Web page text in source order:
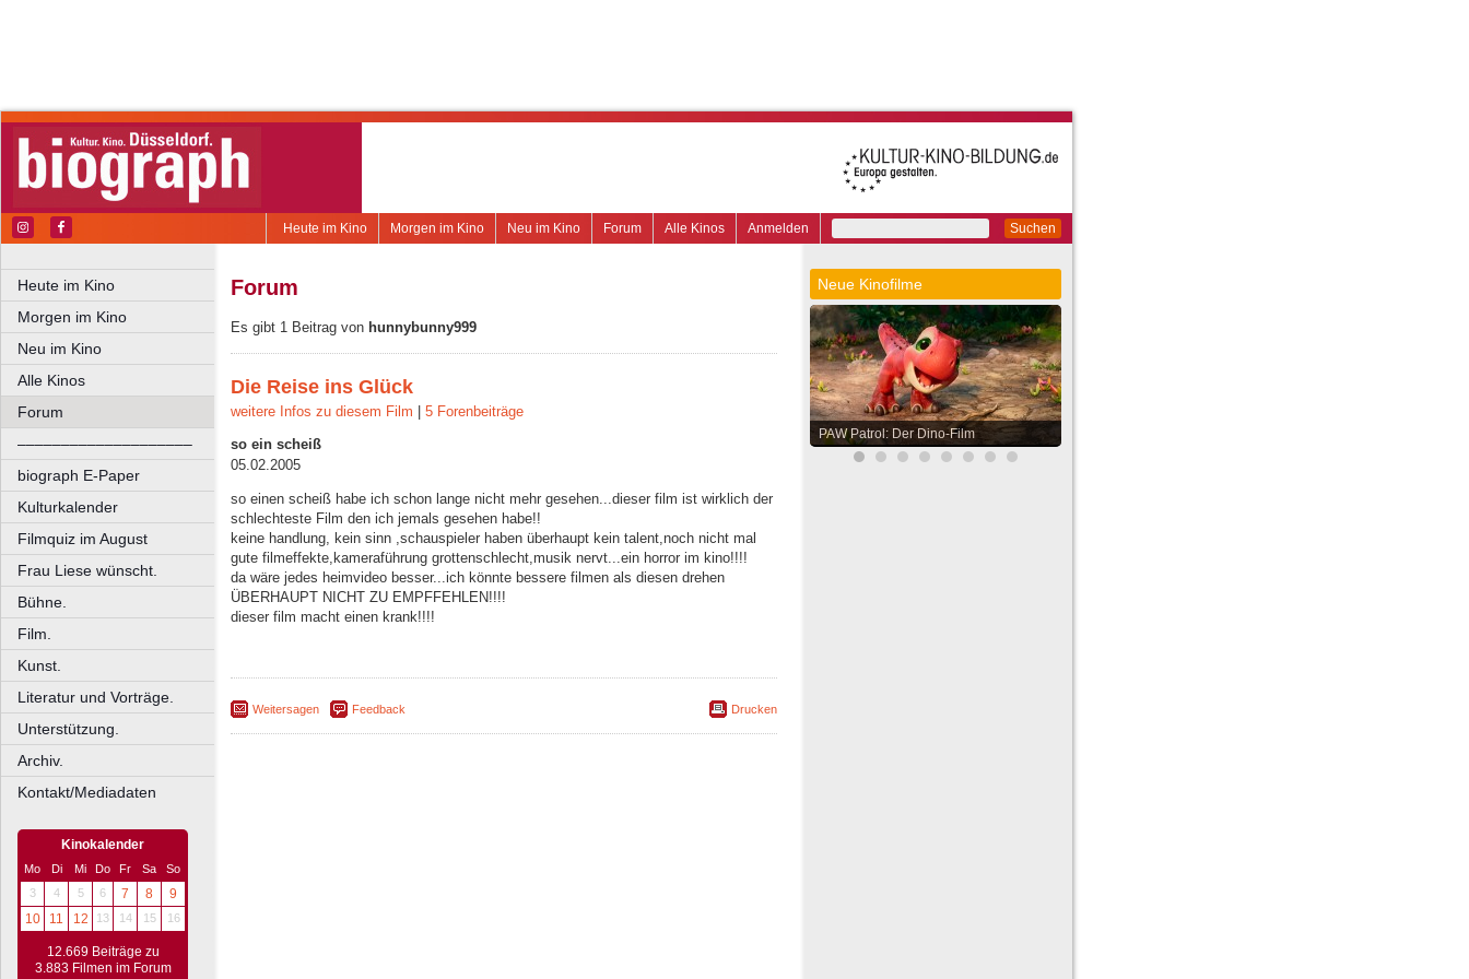
Suchen
Anmelden
Alle Kinos
Forum
Neu im Kino
Morgen im Kino
Heute im Kino
Heute im Kino
Morgen im Kino
Neu im Kino
Alle Kinos
Forum
––––––––––––––––––––
biograph E-Paper
Kulturkalender
Filmquiz im August
Frau Liese wünscht.
Bühne.
Film.
Kunst.
Literatur und Vorträge.
Unterstützung.
Archiv.
Kontakt/Mediadaten
Kinokalender
Mo Di Mi Do Fr Sa
So
3
4 5 6 7 8
9
10
11 12 13 14 15 16
12.669 Beiträge zu
3.883 Filmen im Forum
Forum
Es gibt 1 Beitrag von hunnybunny999
Die Reise ins Glück
weitere Infos zu diesem Film 5 Forenbeiträge
so ein scheiß
05.02.2005
so einen scheiß habe ich schon lange nicht mehr gesehen...dieser film ist wirklich der
schlechteste Film den ich jemals gesehen habe!!
keine handlung, kein sinn ,schauspieler haben überhaupt kein talent,noch nicht mal
gute filmeffekte,kameraführung grottenschlecht,musik nervt...ein horror im kino!!!!
da wäre jedes heimvideo besser...ich könnte bessere filmen als diesen drehen
ÜBERHAUPT NICHT ZU EMPFFEHLEN!!!!
dieser film macht einen krank!!!!
Weitersagen Feedback Drucken
Neue Kinofilme
PAW Patrol: Der Dino-Film